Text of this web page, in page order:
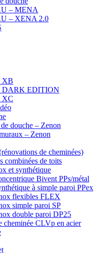
– MENA
– XENA 2.0
XB
EDITION
XC
douche – Zenon
– Zenon
de cheminées)
combinées de toits
et synthétique
Bivent PPs/métal
à simple paroi PPex
flexibles FLEX
simple paroi SP
double paroi DP25
cheminée CLVp en acier